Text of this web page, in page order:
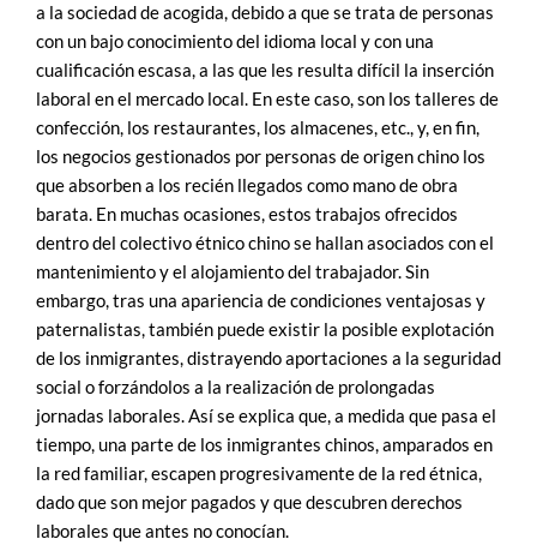
a la sociedad de acogida, debido a que se trata de personas
con un bajo conocimiento del idioma local y con una
cualificación escasa, a las que les resulta difícil la inserción
laboral en el mercado local. En este caso, son los talleres de
confección, los restaurantes, los almacenes, etc., y, en fin,
los negocios gestionados por personas de origen chino los
que absorben a los recién llegados como mano de obra
barata. En muchas ocasiones, estos trabajos ofrecidos
dentro del colectivo étnico chino se hallan asociados con el
mantenimiento y el alojamiento del trabajador. Sin
embargo, tras una apariencia de condiciones ventajosas y
paternalistas, también puede existir la posible explotación
de los inmigrantes, distrayendo aportaciones a la seguridad
social o forzándolos a la realización de prolongadas
jornadas laborales. Así se explica que, a medida que pasa el
tiempo, una parte de los inmigrantes chinos, amparados en
la red familiar, escapen progresivamente de la red étnica,
dado que son mejor pagados y que descubren derechos
laborales que antes no conocían.